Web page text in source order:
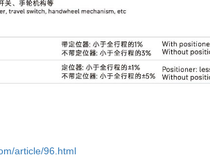
article/96.html